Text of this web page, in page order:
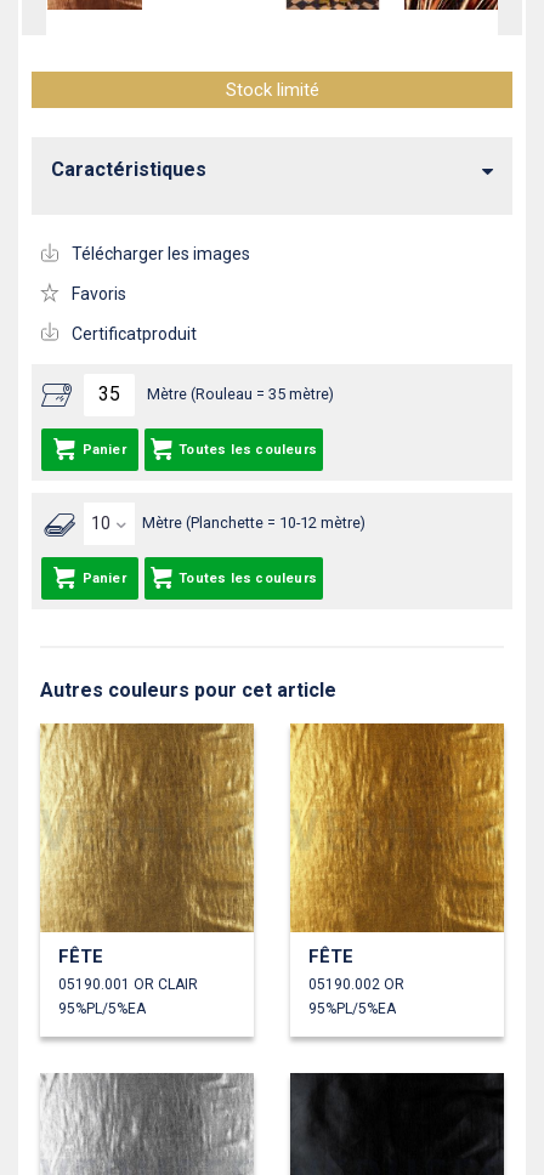
Mètre (Rouleau = 35 mètre)
Panier Toutes les couleurs
Mètre (Planchette = 10-12 mètre)
Panier Toutes les couleurs
Stock limité
Caractéristiques
Télécharger les images
Favoris
Certificatproduit
Autres couleurs pour cet article
FÊTE
05190.001 OR CLAIR
95%PL/5%EA
FÊTE
05190.002 OR
95%PL/5%EA